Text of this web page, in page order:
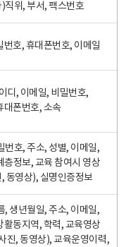
직위, 부서, 팩스번호
번호, 휴대폰번호, 이메일
디, 이메일, 비밀번호,
대폰번호, 소속
번호, 주소, 성별, 이메일,
층정보, 교육 참여시 영상
동영상), 실명인증정보
, 생년월일, 주소, 이메일,
활동지역, 학력, 교육영상
진, 동영상), 교육운영이력,